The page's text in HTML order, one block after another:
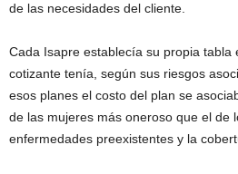
de las necesidades del cliente.
Cada Isapre establecía su propia tabla
cotizante tenía, según sus riesgos
esos planes el costo del plan se
de las mujeres más oneroso que el de
enfermedades preexistentes y la